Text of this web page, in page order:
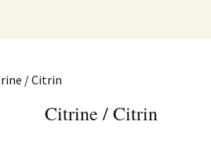
/ Citrin
Citrine / Citrin